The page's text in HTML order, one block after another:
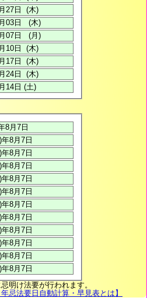
明け法要が行われます。
忌法要日自動計算・早見表とは】